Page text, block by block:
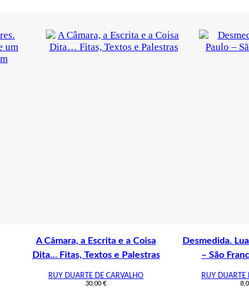
A Câmara, a Escrita e a Coisa
Dita… Fitas, Textos e Palestras
RUY DUARTE DE CARVALHO
30,00 €
Desmedida.
– São
RUY DUARTE